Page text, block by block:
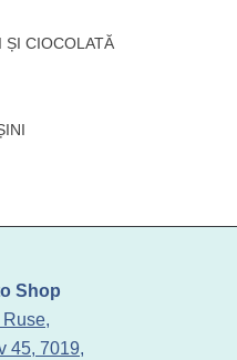
ȘI CIOCOLATĂ
Shop
45, 7019,